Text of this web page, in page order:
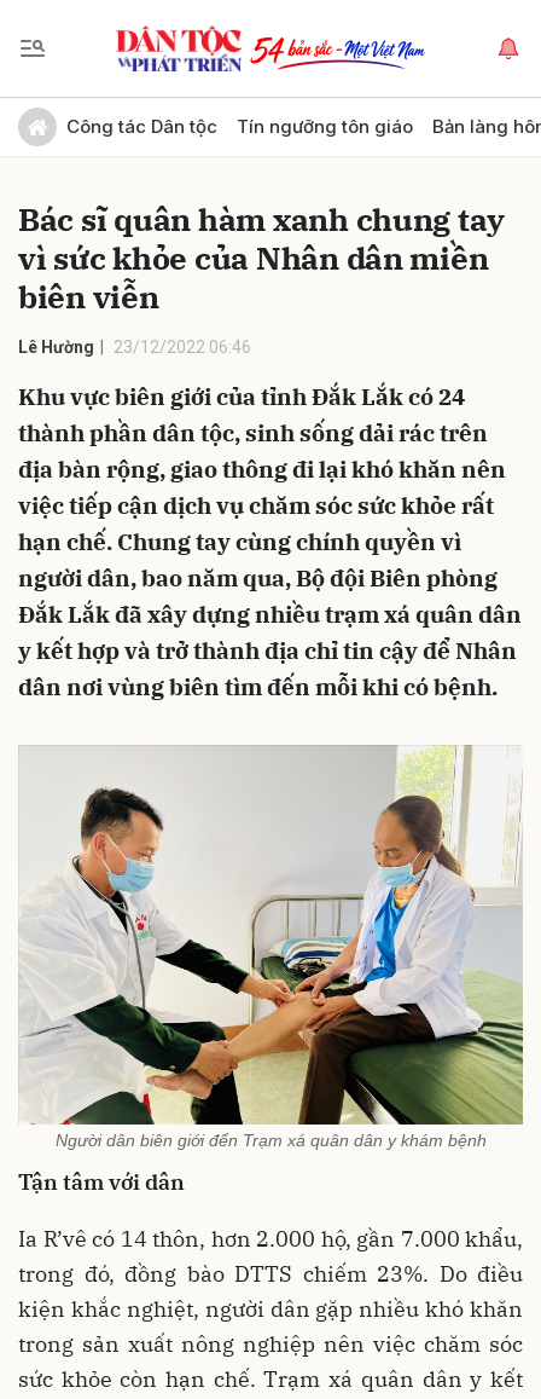
Công tác Dân tộc Tín ngưỡng tôn giáo Bản làng
Bác sĩ quân hàm xanh chung tay
vì sức khỏe của Nhân dân miền
biên viễn
Lê Hường 23/12/2022 06:46
Khu vực biên giới của tỉnh Đắk Lắk có 24
thành phần dân tộc, sinh sống dải rác trên
địa bàn rộng, giao thông đi lại khó khăn nên
việc tiếp cận dịch vụ chăm sóc sức khỏe rất
hạn chế. Chung tay cùng chính quyền vì
người dân, bao năm qua, Bộ đội Biên phòng
Đắk Lắk đã xây dựng nhiều trạm xá quân dân
y kết hợp và trở thành địa chỉ tin cậy để Nhân
dân nơi vùng biên tìm đến mỗi khi có bệnh.
Người dân biên giới đến Trạm xá quân dân y khám bệnh
Tận tâm với dân
Ia R’vê có 14 thôn, hơn 2.000 hộ, gần 7.000 khẩu,
trong đó, đồng bào DTTS chiếm 23%. Do điều
kiện khắc nghiệt, người dân gặp nhiều khó khăn
trong sản xuất nông nghiệp nên việc chăm sóc
sức khỏe còn hạn chế. Trạm xá quân dân y kết
Gửi bình luận